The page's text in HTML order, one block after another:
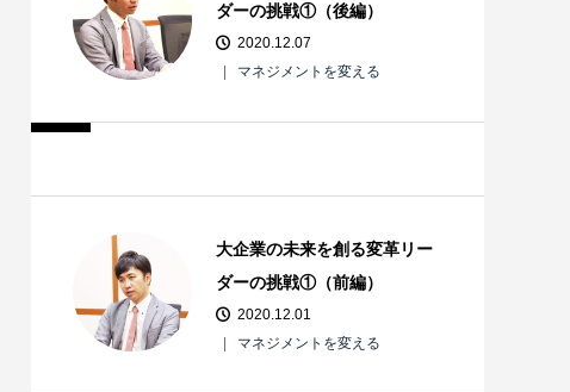
ダーの挑戦①（後編）
2020.12.07
マネジメントを変える
大企業の未来を創る変革リー
ダーの挑戦①（前編）
2020.12.01
マネジメントを変える